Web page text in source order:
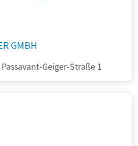
GMBH
Geiger-Straße 1